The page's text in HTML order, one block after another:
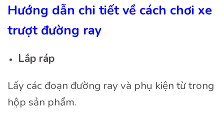
Hướng dẫn chi tiết về cách chơi xe
trượt đường ray
Lắp ráp
Lấy các đoạn đường ray và phụ kiện từ trong
hộp sản phẩm.